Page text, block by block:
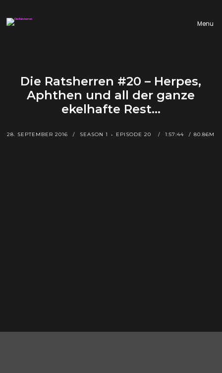
Menu
Die Ratsherren #20 – Herpes,
Aphthen und all der ganze
ekelhafte Rest…
28. SEPTEMBER 2016 SEASON 1 EPISODE 20 1:57:44 80.86M